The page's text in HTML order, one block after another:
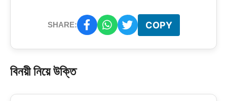
SHARE: COPY
বিনয়ী নিয়ে উক্তি